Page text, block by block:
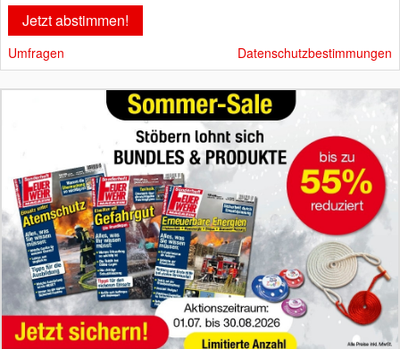
Umfragen Datenschutzbestimmungen